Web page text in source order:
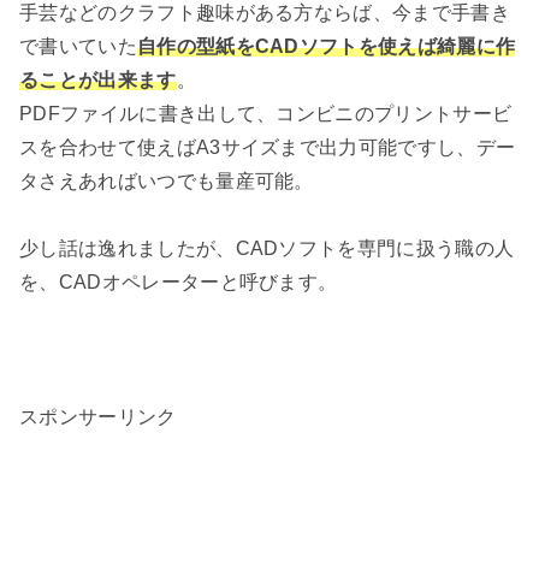
手芸などのクラフト趣味がある方ならば、今まで手書き
で書いていた自作の型紙をCADソフトを使えば綺麗に作
ることが出来ます。
PDFファイルに書き出して、コンビニのプリントサービ
スを合わせて使えばA3サイズまで出力可能ですし、デー
タさえあればいつでも量産可能。
少し話は逸れましたが、CADソフトを専門に扱う職の人
を、CADオペレーターと呼びます。
スポンサーリンク